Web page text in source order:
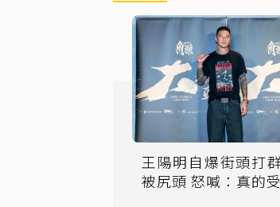
王陽明自爆街頭打
被尻頭 怒喊：真的